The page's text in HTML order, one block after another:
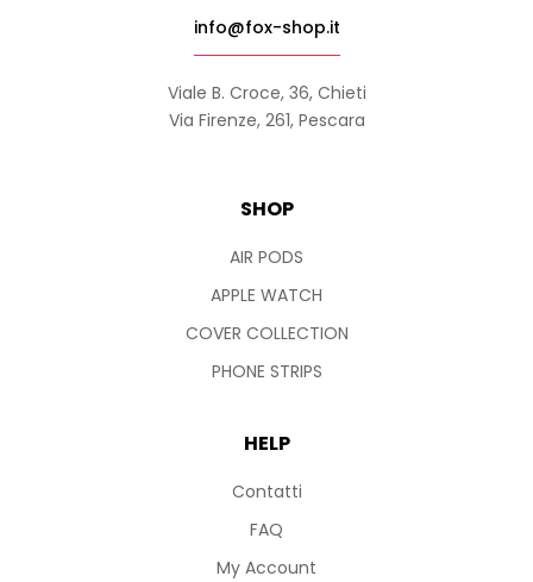
SHOP
AIR PODS
APPLE WATCH
COVER COLLECTION
PHONE STRIPS
HELP
Contatti
FAQ
My Account
info@fox-shop.it
Viale B. Croce, 36, Chieti
Via Firenze, 261, Pescara